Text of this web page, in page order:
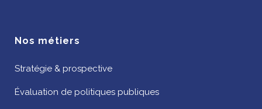
Nos métiers
Stratégie & prospective
Évaluation de politiques publiques